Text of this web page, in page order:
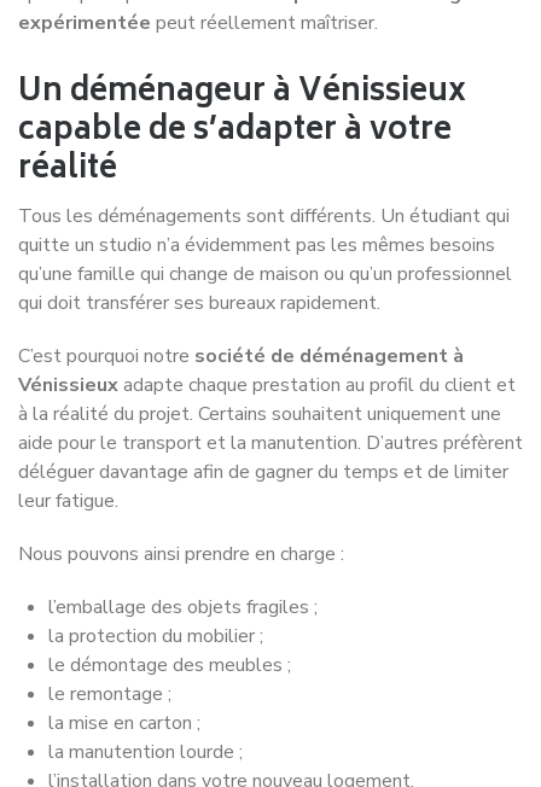
NET !
Les indispensables à connaitre
pour votre déménagement à
Vénissieux
Préparer un déménagement à Vénissieux demande une
organisation rigoureuse afin d’anticiper les contraintes liées
à la circulation urbaine, aux règles de stationnement et aux
spécificités des différents quartiers de la commune. Entre
le centre-ville, les Minguettes, Moulin-à-Vent, Parilly, Max
Barel ou encore les secteurs proches du boulevard Laurent
Gérin et du périphérique lyonnais, chaque zone présente
des réalités logistiques différentes. Consultez nos pages
spécialement dédiées à Vénissieux et abordez votre
déménagement ainsi que votre installation dans les
meilleures conditions.
Comment sélectionner un déménageur fiable à
Vénissieux et sécuriser chaque étape de son
déménagement sans imprévus ?
Comment organiser son déménagement à Vénissieux :
faut-il tout gérer soi-même ou faire appel à des